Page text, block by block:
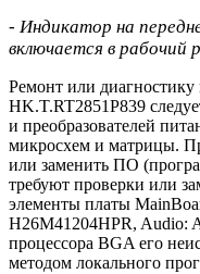
- Индикатор на
включается в рабочий
Ремонт или
HK.T.RT2851P839
и преобразователей
микросхем и матрицы.
или заменить ПО
требуют проверки или
элементы платы
H26M41204HPR, Audio:
процессора BGA его
методом локального